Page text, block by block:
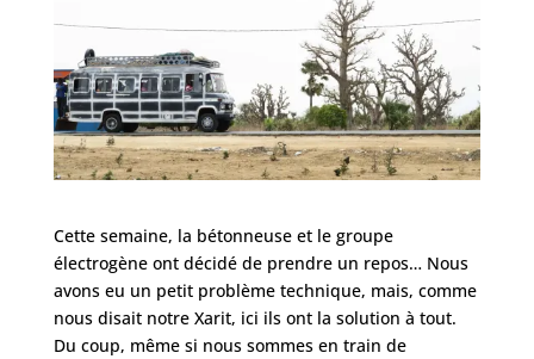
Cette semaine, la bétonneuse et le groupe
électrogène ont décidé de prendre un repos… Nous
avons eu un petit problème technique, mais, comme
nous disait notre Xarit, ici ils ont la solution à tout.
Du coup, même si nous sommes en train de